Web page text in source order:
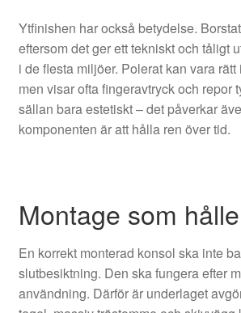
Ytfinishen har också betydelse.
eftersom det ger ett tekniskt och tåligt
i de flesta miljöer. Polerat kan vara
men visar ofta fingeravtryck och repor
sällan bara estetiskt – det påverkar
komponenten är att hålla ren över tid.
Montage som
En korrekt monterad konsol ska inte
slutbesiktning. Den ska fungera efter
användning. Därför är underlaget